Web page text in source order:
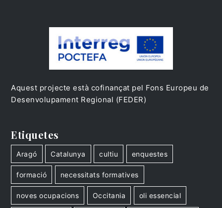
Aquest projecte està cofinançat pel Fons Europeu de
Desenvolupament Regional (FEDER)
Etiquetes
Aragó Catalunya cultiu enquestes
formació necessitats formatives
noves ocupacions Occitania oli essencial